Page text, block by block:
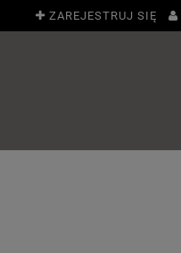
ZAREJESTRUJ SIĘ